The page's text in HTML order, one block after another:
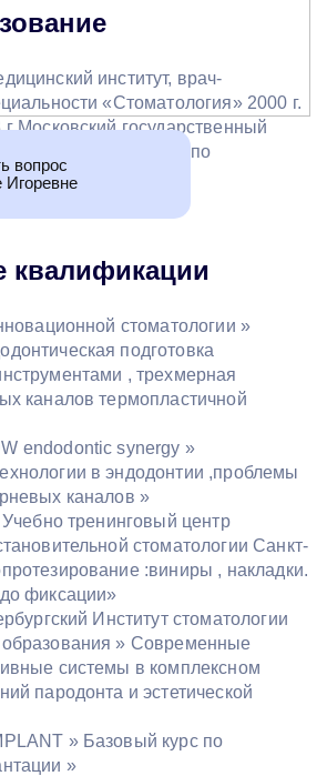
вопрос
Игоревне
институт, врач-
«Стоматология» 2000 г.
Московский государственный
университет, по
стоматологии »
подготовка
, трехмерная
каналов термопластичной
endodontic synergy »
в эндодонтии ,проблемы
каналов »
тренинговый центр
стоматологии Санкт-
:виниры , накладки.
фиксации»
Институт стоматологии
» Современные
системы в комплексном
пародонта и эстетической
» Базовый курс по
»